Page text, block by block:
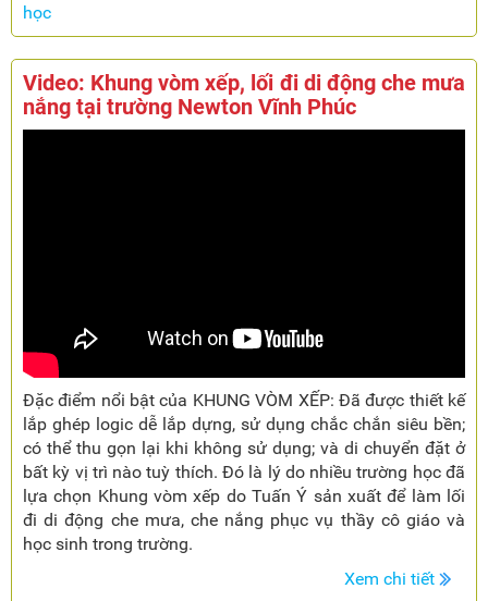
học
Video: Khung vòm xếp, lối đi di động che mưa
nắng tại trường Newton Vĩnh Phúc
Đặc điểm nổi bật của KHUNG VÒM XẾP: Đã được thiết kế
lắp ghép logic dễ lắp dựng, sử dụng chắc chắn siêu bền;
có thể thu gọn lại khi không sử dụng; và di chuyển đặt ở
bất kỳ vị trì nào tuỳ thích. Đó là lý do nhiều trường học đã
lựa chọn Khung vòm xếp do Tuấn Ý sản xuất để làm lối
đi di động che mưa, che nắng phục vụ thầy cô giáo và
học sinh trong trường.
Xem chi tiết